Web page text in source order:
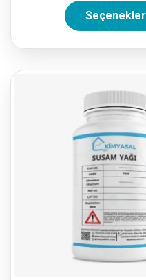
Seçenekler